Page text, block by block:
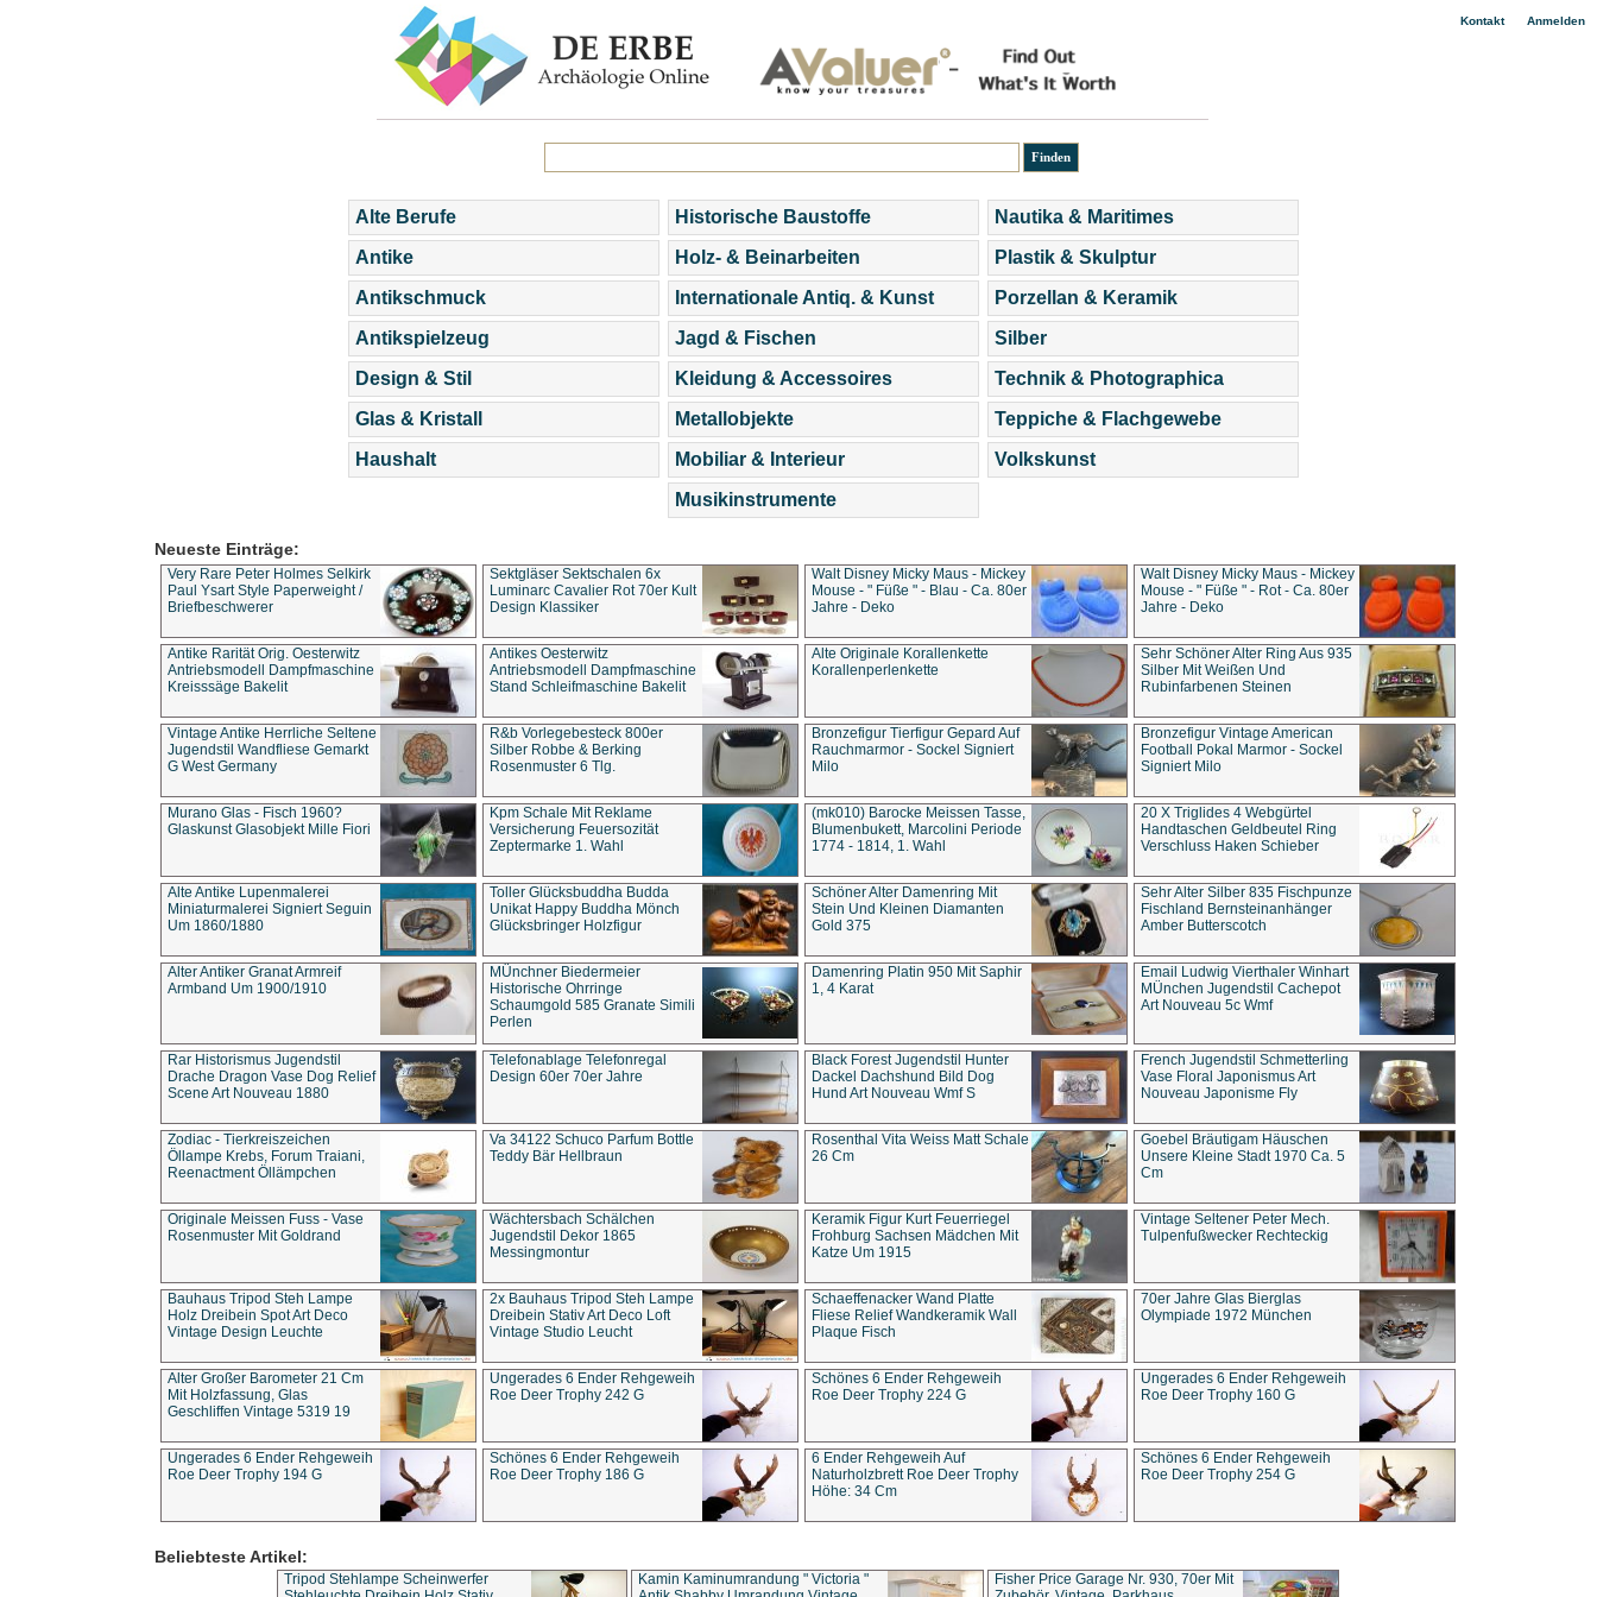
Kontakt| Anmelden
Alte Berufe
Antike
Antikschmuck
Antikspielzeug
Design & Stil
Glas & Kristall
Haushalt
Historische Baustoffe
Holz- & Beinarbeiten
Internationale Antiq. & Kunst
Jagd & Fischen
Kleidung & Accessoires
Metallobjekte
Mobiliar & Interieur
Musikinstrumente
Nautika & Maritimes
Plastik & Skulptur
Porzellan & Keramik
Silber
Technik & Photographica
Teppiche & Flachgewebe
Volkskunst
Neueste Einträge:
Very Rare Peter Holmes Selkirk
Paul Ysart Style Paperweight /
Briefbeschwerer
Sektgläser Sektschalen 6x
Luminarc Cavalier Rot 70er Kult
Design Klassiker
Walt Disney Micky Maus - Mickey
Mouse - " Füße " - Blau - Ca. 80er
Jahre - Deko
Walt Disney Micky Maus - Mickey
Mouse - " Füße " - Rot - Ca. 80er
Jahre - Deko
Antike Rarität Orig. Oesterwitz
Antriebsmodell Dampfmaschine
Kreisssäge Bakelit
Antikes Oesterwitz
Antriebsmodell Dampfmaschine
Stand Schleifmaschine Bakelit
Alte Originale Korallenkette
Korallenperlenkette
Sehr Schöner Alter Ring Aus 935
Silber Mit Weißen Und
Rubinfarbenen Steinen
Vintage Antike Herrliche Seltene
Jugendstil Wandfliese Gemarkt
G West Germany
R&b Vorlegebesteck 800er
Silber Robbe & Berking
Rosenmuster 6 Tlg.
Bronzefigur Tierfigur Gepard Auf
Rauchmarmor - Sockel Signiert
Milo
Bronzefigur Vintage American
Football Pokal Marmor - Sockel
Signiert Milo
Murano Glas - Fisch 1960?
Glaskunst Glasobjekt Mille Fiori
Kpm Schale Mit Reklame
Versicherung Feuersozität
Zeptermarke 1. Wahl
(mk010) Barocke Meissen Tasse,
Blumenbukett, Marcolini Periode
1774 - 1814, 1. Wahl
20 X Triglides 4 Webgürtel
Handtaschen Geldbeutel Ring
Verschluss Haken Schieber
Alte Antike Lupenmalerei
Miniaturmalerei Signiert Seguin
Um 1860/1880
Toller Glücksbuddha Budda
Unikat Happy Buddha Mönch
Glücksbringer Holzfigur
Schöner Alter Damenring Mit
Stein Und Kleinen Diamanten
Gold 375
Sehr Alter Silber 835 Fischpunze
Fischland Bernsteinanhänger
Amber Butterscotch
Alter Antiker Granat Armreif
Armband Um 1900/1910
MÜnchner Biedermeier
Historische Ohrringe
Schaumgold 585 Granate Simili
Perlen
Damenring Platin 950 Mit Saphir
1, 4 Karat
Email Ludwig Vierthaler Winhart
MÜnchen Jugendstil Cachepot
Art Nouveau 5c Wmf
Rar Historismus Jugendstil
Drache Dragon Vase Dog Relief
Scene Art Nouveau 1880
Telefonablage Telefonregal
Design 60er 70er Jahre
Black Forest Jugendstil Hunter
Dackel Dachshund Bild Dog
Hund Art Nouveau Wmf S
French Jugendstil Schmetterling
Vase Floral Japonismus Art
Nouveau Japonisme Fly
Zodiac - Tierkreiszeichen
Öllampe Krebs, Forum Traiani,
Reenactment Öllämpchen
Va 34122 Schuco Parfum Bottle
Teddy Bär Hellbraun
Rosenthal Vita Weiss Matt Schale
26 Cm
Goebel Bräutigam Häuschen
Unsere Kleine Stadt 1970 Ca. 5
Cm
Originale Meissen Fuss - Vase
Rosenmuster Mit Goldrand
Wächtersbach Schälchen
Jugendstil Dekor 1865
Messingmontur
Keramik Figur Kurt Feuerriegel
Frohburg Sachsen Mädchen Mit
Katze Um 1915
Vintage Seltener Peter Mech.
Tulpenfußwecker Rechteckig
Bauhaus Tripod Steh Lampe
Holz Dreibein Spot Art Deco
Vintage Design Leuchte
2x Bauhaus Tripod Steh Lampe
Dreibein Stativ Art Deco Loft
Vintage Studio Leucht
Schaeffenacker Wand Platte
Fliese Relief Wandkeramik Wall
Plaque Fisch
70er Jahre Glas Bierglas
Olympiade 1972 München
Alter Großer Barometer 21 Cm
Mit Holzfassung, Glas
Geschliffen Vintage 5319 19
Ungerades 6 Ender Rehgeweih
Roe Deer Trophy 242 G
Schönes 6 Ender Rehgeweih
Roe Deer Trophy 224 G
Ungerades 6 Ender Rehgeweih
Roe Deer Trophy 160 G
Ungerades 6 Ender Rehgeweih
Roe Deer Trophy 194 G
Schönes 6 Ender Rehgeweih
Roe Deer Trophy 186 G
6 Ender Rehgeweih Auf
Naturholzbrett Roe Deer Trophy
Höhe: 34 Cm
Schönes 6 Ender Rehgeweih
Roe Deer Trophy 254 G
Beliebteste Artikel:
Tripod Stehlampe Scheinwerfer
Kamin Kaminumrandung " Victoria "
Fisher Price Garage Nr. 930, 70er Mit